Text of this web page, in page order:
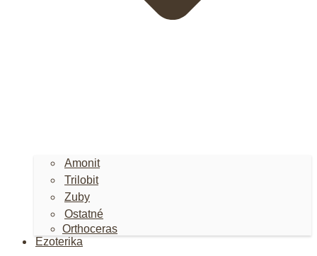
Amonit
Trilobit
Zuby
Ostatné
Orthoceras
Ezoterika